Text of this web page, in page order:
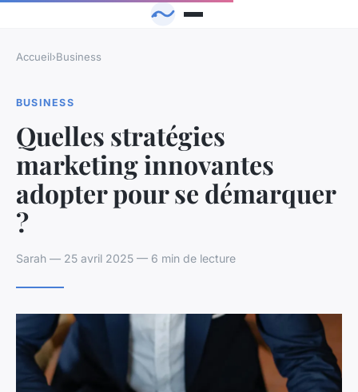
Accueil›Business
BUSINESS
Quelles stratégies
marketing innovantes
adopter pour se démarquer
?
Sarah — 25 avril 2025 — 6 min de lecture